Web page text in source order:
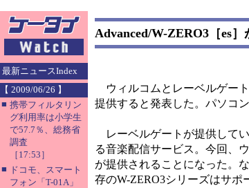
最新ニュースIndex
【 2009/06/26 】
■ 携帯フィルタリン
グ利用率は小学生
で57.7％、総務省
調査
［17:53］
■ ドコモ、スマート
フォン「T-01A」
Advanced/W-ZERO3［es
ウィルコムとレーベルゲート
提供すると発表した。パソコ
レーベルゲートが提供してい
る音楽配信サービス。今回、
が提供されることになった。
存のW-ZERO3シリーズはサポ